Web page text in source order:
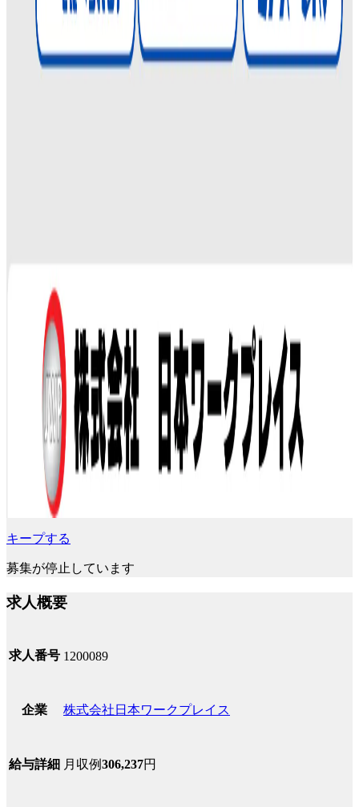
キープする
募集が停止しています
求人概要
求人番号 1200089
企業 株式会社日本ワークプレイス
給与詳細 月収例306,237円